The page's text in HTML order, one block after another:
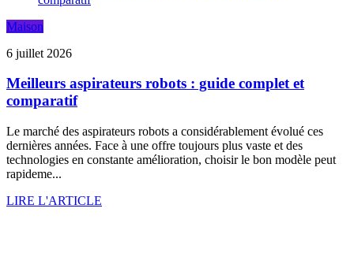
Maison
6 juillet 2026
Meilleurs aspirateurs robots : guide complet et
comparatif
Le marché des aspirateurs robots a considérablement évolué ces
dernières années. Face à une offre toujours plus vaste et des
technologies en constante amélioration, choisir le bon modèle peut
rapideme...
LIRE L'ARTICLE